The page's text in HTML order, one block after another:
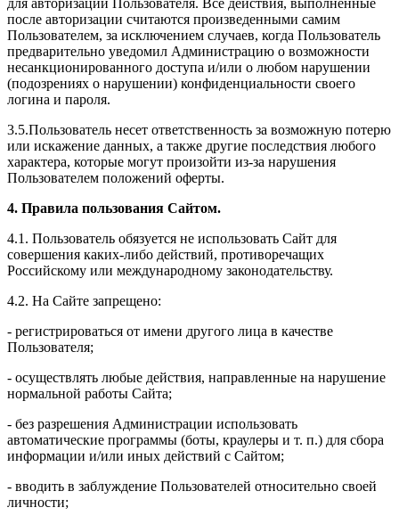
для авторизации Пользователя. Все действия, выполненные
после авторизации считаются произведенными самим
Пользователем, за исключением случаев, когда Пользователь
предварительно уведомил Администрацию о возможности
несанкционированного доступа и/или о любом нарушении
(подозрениях о нарушении) конфиденциальности своего
логина и пароля.
3.5.Пользователь несет ответственность за возможную потерю
или искажение данных, а также другие последствия любого
характера, которые могут произойти из-за нарушения
Пользователем положений оферты.
4. Правила пользования Сайтом.
4.1. Пользователь обязуется не использовать Сайт для
совершения каких-либо действий, противоречащих
Российскому или международному законодательству.
4.2. На Сайте запрещено:
- регистрироваться от имени другого лица в качестве
Пользователя;
- осуществлять любые действия, направленные на нарушение
нормальной работы Сайта;
- без разрешения Администрации использовать
автоматические программы (боты, краулеры и т. п.) для сбора
информации и/или иных действий с Сайтом;
- вводить в заблуждение Пользователей относительно своей
личности;